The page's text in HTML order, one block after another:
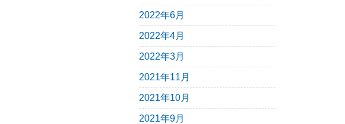
2022年6月
2022年4月
2022年3月
2021年11月
2021年10月
2021年9月